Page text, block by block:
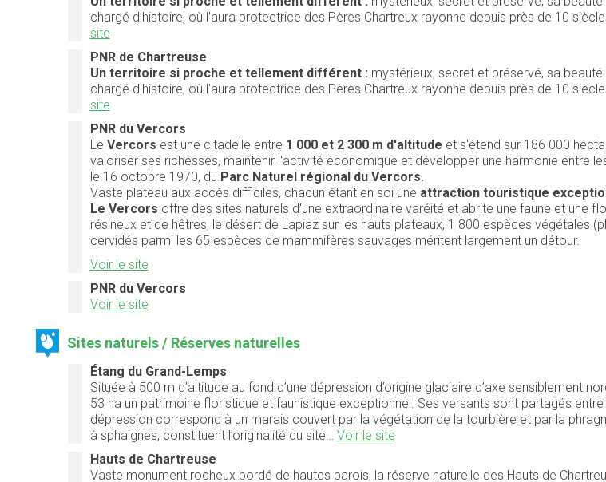
chargé d'histoire, où l'aura protectrice des Pères Chartreux rayonne depuis près de 10
site
PNR de Chartreuse
Un territoire si proche et tellement différent : mystérieux, secret et préservé, sa
chargé d'histoire, où l'aura protectrice des Pères Chartreux rayonne depuis près de 10
site
PNR du Vercors
Le Vercors est une citadelle entre 1 000 et 2 300 m d'altitude et s'étend sur 186 000
valoriser ses richesses, maintenir l'activité économique et développer une harmonie entre
le 16 octobre 1970, du Parc Naturel régional du Vercors.
Vaste plateau aux accès difficiles, chacun étant en soi une attraction touristique
Le Vercors offre des sites naturels d'une extraordinaire varéité et abrite une faune et une
résineux et de hêtres, le désert de Lapiaz sur les hauts plateaux, 1 800 espèces végétales
cervidés parmi les 65 espèces de mammifères sauvages méritent largement un détour.
Voir le site
PNR du Vercors
Voir le site
Sites naturels / Réserves naturelles
Étang du Grand-Lemps
Située à 500 m d’altitude au fond d’une dépression d’origine glaciaire d’axe sensiblement
53 ha un patrimoine floristique et faunistique exceptionnel. Ses versants sont partagés
dépression correspond à un marais couvert par la végétation de la tourbière et par la
à sphaignes, constituent l’originalité du site… Voir le site
Hauts de Chartreuse
Vaste monument rocheux bordé de hautes parois, la réserve naturelle des Hauts de